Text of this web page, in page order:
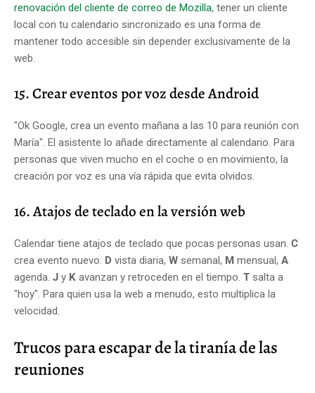
renovación del cliente de correo de Mozilla, tener un cliente
local con tu calendario sincronizado es una forma de
mantener todo accesible sin depender exclusivamente de la
web.
15. Crear eventos por voz desde Android
"Ok Google, crea un evento mañana a las 10 para reunión con
María". El asistente lo añade directamente al calendario. Para
personas que viven mucho en el coche o en movimiento, la
creación por voz es una vía rápida que evita olvidos.
16. Atajos de teclado en la versión web
Calendar tiene atajos de teclado que pocas personas usan. C
crea evento nuevo. D vista diaria, W semanal, M mensual, A
agenda. J y K avanzan y retroceden en el tiempo. T salta a
"hoy". Para quien usa la web a menudo, esto multiplica la
velocidad.
Trucos para escapar de la tiranía de las
reuniones